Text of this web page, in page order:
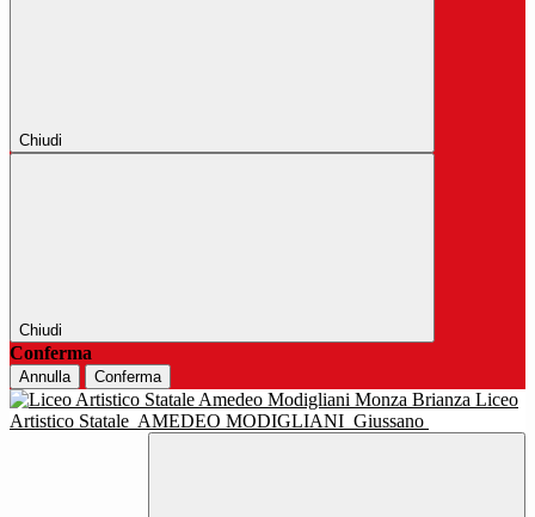
Chiudi
Chiudi
Conferma
Annulla Conferma
Liceo
Artistico Statale AMEDEO MODIGLIANI Giussano